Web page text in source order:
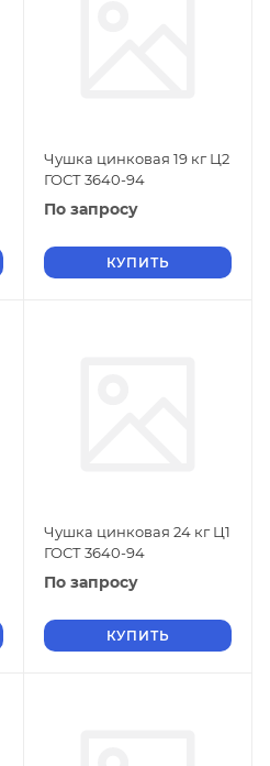
Чушка цинковая 19 кг Ц2
ГОСТ 3640-94
По запросу
КУПИТЬ
Чушка цинковая 24 кг Ц1
ГОСТ 3640-94
По запросу
КУПИТЬ